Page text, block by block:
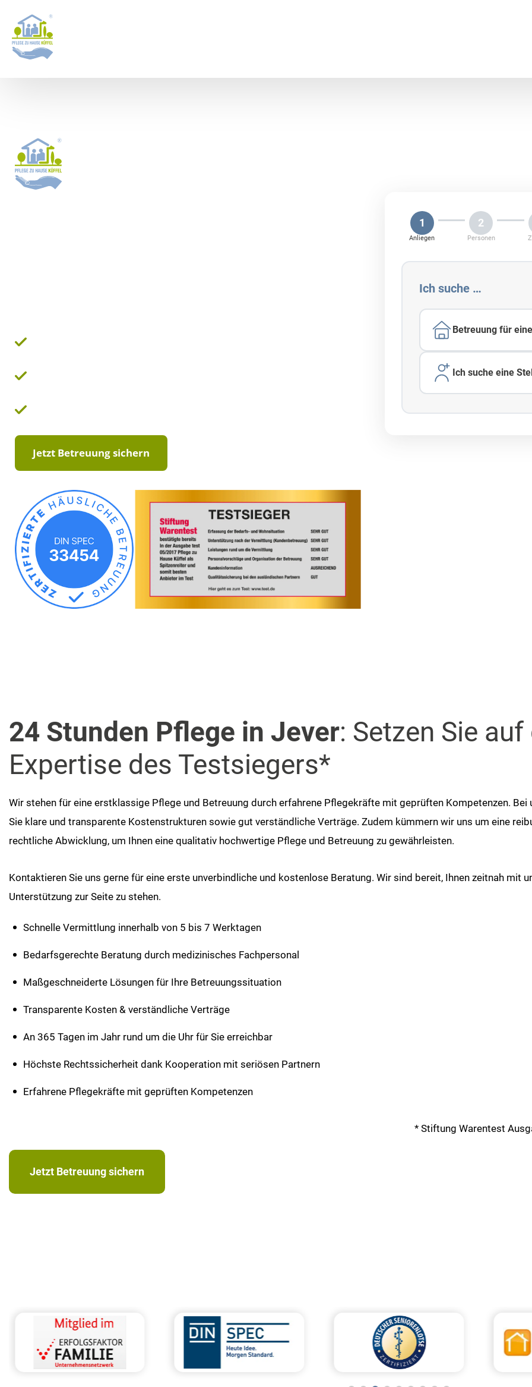
Jetzt Betreuung sichern
1
Anliegen
2
Personen
Ich suche …
Betreuung für
Ich suche eine
24 Stunden Pflege in Jever: Setzen Sie auf
Expertise des Testsiegers*
Wir stehen für eine erstklassige Pflege und Betreuung durch erfahrene Pflegekräfte mit geprüften Kompetenzen. Bei
Sie klare und transparente Kostenstrukturen sowie gut verständliche Verträge. Zudem kümmern wir uns um eine
rechtliche Abwicklung, um Ihnen eine qualitativ hochwertige Pflege und Betreuung zu gewährleisten.
Kontaktieren Sie uns gerne für eine erste unverbindliche und kostenlose Beratung. Wir sind bereit, Ihnen zeitnah mit
Unterstützung zur Seite zu stehen.
Schnelle Vermittlung innerhalb von 5 bis 7 Werktagen
Bedarfsgerechte Beratung durch medizinisches Fachpersonal
Maßgeschneiderte Lösungen für Ihre Betreuungssituation
Transparente Kosten & verständliche Verträge
An 365 Tagen im Jahr rund um die Uhr für Sie erreichbar
Höchste Rechtssicherheit dank Kooperation mit seriösen Partnern
Erfahrene Pflegekräfte mit geprüften Kompetenzen
* Stiftung Warentest
Jetzt Betreuung sichern